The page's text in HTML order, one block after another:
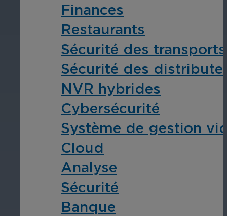
Finances
Restaurants
Sécurité des
Sécurité des
NVR hybrides
Cybersécurité
Système de gestion
Cloud
Analyse
Sécurité
Banque